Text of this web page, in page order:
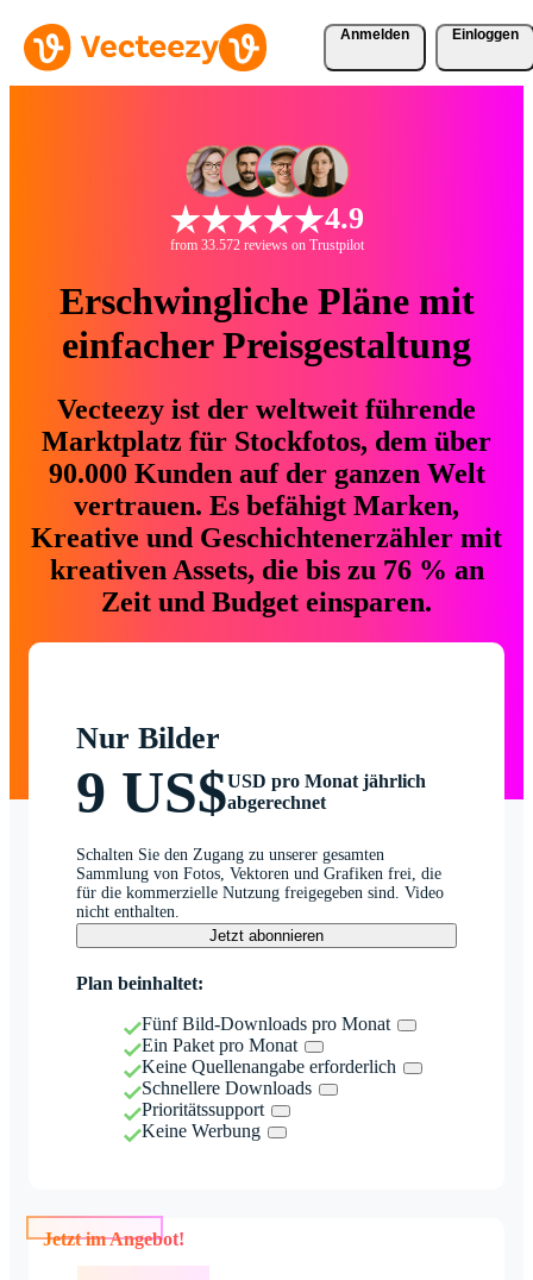
Anmelden Einloggen
4.9
from 33.572 reviews on Trustpilot
Erschwingliche Pläne mit
einfacher Preisgestaltung
Vecteezy ist der weltweit führende
Marktplatz für Stockfotos, dem über
90.000 Kunden auf der ganzen Welt
vertrauen. Es befähigt Marken,
Kreative und Geschichtenerzähler mit
kreativen Assets, die bis zu 76 % an
Zeit und Budget einsparen.
Nur Bilder
9 US$USD pro Monat jährlich
abgerechnet
Schalten Sie den Zugang zu unserer gesamten
Sammlung von Fotos, Vektoren und Grafiken frei, die
für die kommerzielle Nutzung freigegeben sind. Video
nicht enthalten.
Jetzt abonnieren
Plan beinhaltet:
Fünf Bild-Downloads pro Monat
Ein Paket pro Monat
Keine Quellenangabe erforderlich
Schnellere Downloads
Prioritätssupport
Keine Werbung
Jetzt im Angebot!